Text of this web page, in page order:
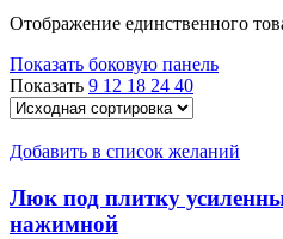
Отображение единственного
Показать боковую панель
Показать 9 12 18 24 40
Добавить в список желаний
Люк под плитку
нажимной